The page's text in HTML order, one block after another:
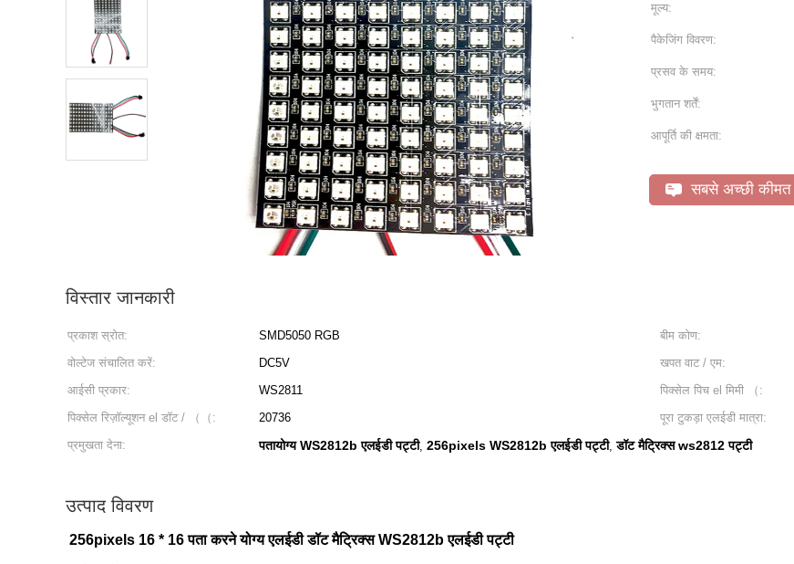
मूल्य:
पैकेजिंग विवरण:
प्रसव के समय:
भुगतान शर्तें:
आपूर्ति की क्षमता:
सबसे अच्छी कीमत
विस्तार जानकारी
प्रकाश स्रोत: SMD5050 RGB बीम कोण:
वोल्टेज संचालित करें:
DC5V खपत वाट / एम:
आईसी प्रकार:
WS2811 पिक्सेल पिच el मिमी （:
पिक्सेल रिज़ॉल्यूशन el डॉट / （（:
20736 पूरा टुकड़ा एलईडी मात्रा:
प्रमुखता देना:
पतायोग्य WS2812b एलईडी पट्टी, 256pixels WS2812b एलईडी पट्टी,डॉट मैट्रिक्स ws2812 पट्टी
उत्पाद विवरण
256pixels 16 * 16 पता करने योग्य एलईडी डॉट मैट्रिक्स WS2812b एलईडी पट्टी